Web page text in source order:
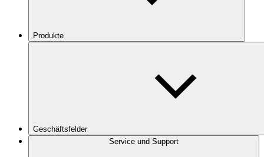
Produkte
Geschäftsfelder
Service und Support